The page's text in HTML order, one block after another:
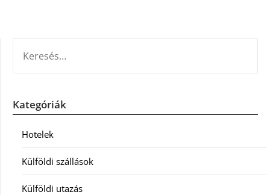
Kategóriák
Hotelek
Külföldi szállások
Külföldi utazás